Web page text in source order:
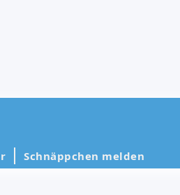
Schnäppchen melden